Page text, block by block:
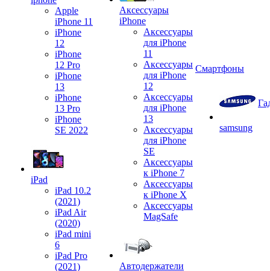
Apple
iPhone 11
iPhone
12
iPhone
12 Pro
iPhone
13
iPhone
13 Pro
iPhone
SE 2022
iPad
iPad 10.2
(2021)
iPad Air
(2020)
iPad mini
6
iPad Pro
(2021)
Аксессуары
iPhone
Аксессуары
для iPhone
11
Аксессуары
для iPhone
12
Аксессуары
для iPhone
13
Аксессуары
для iPhone
SE
Аксессуары
к iPhone 7
Аксессуары
к iPhone X
Аксессуары
MagSafe
Автодержатели
Смартфоны
samsung